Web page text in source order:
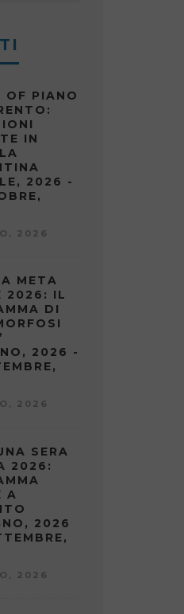
OF PIANO
IN
2026 -
2026
META
2026: IL
DI
2026 -
2026
SERA
2026:
A
2026
2026